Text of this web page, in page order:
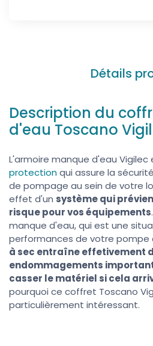
Détails
Description du
d'eau Toscano
L'armoire manque d'eau Vigilec
protectionqui assure la
de pompage au sein de votre
effet d'un système qui
risque pour vos équipements
manque d'eau, qui est une
performances de votre pompe
à sec entraîne effetivement
endommagements
casser le matériel si cela
pourquoi ce coffret Toscano
particulièrement intéressant.